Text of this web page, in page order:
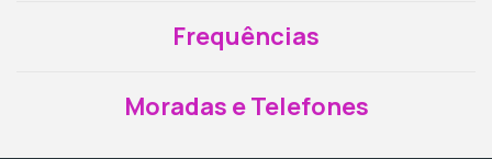
Frequências
Moradas e Telefones